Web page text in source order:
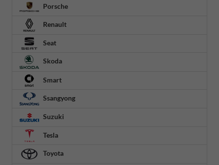
Porsche
Renault
Seat
Skoda
Smart
Ssangyong
Suzuki
Tesla
Toyota